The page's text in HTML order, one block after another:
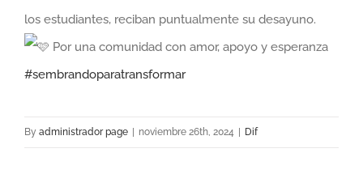
los estudiantes, reciban puntualmente su desayuno.
Por una comunidad con amor, apoyo y esperanza
#sembrandoparatransformar
By administrador page noviembre 26th, 2024 Dif